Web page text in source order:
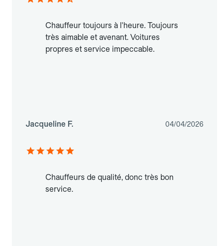
Chauffeur toujours à l'heure. Toujours
très aimable et avenant. Voitures
propres et service impeccable.
Jacqueline F. 04/04/2026
Chauffeurs de qualité, donc très bon
service.